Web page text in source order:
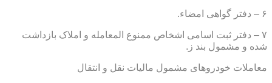
۶ – دفتر گواهی امضاء.
۷ – دفتر ثبت اسامی اشخاص ممنوع المعامله و املاک بازداشت
شده و مشمول بند ز.
معاملات خودروهای مشمول مالیات نقل و انتقال